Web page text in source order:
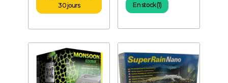
30 jours
En stock (1)